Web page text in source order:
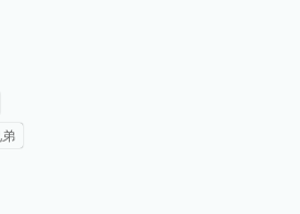
弟